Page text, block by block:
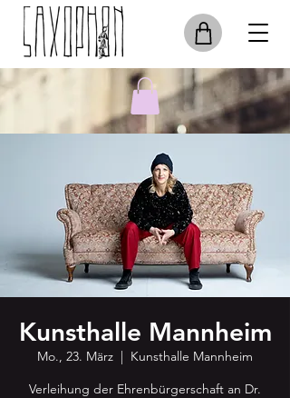
Kunsthalle Mannheim
Mo., 23. März
  |
Kunsthalle Mannheim
Verleihung der Ehrenbürgerschaft an Dr.